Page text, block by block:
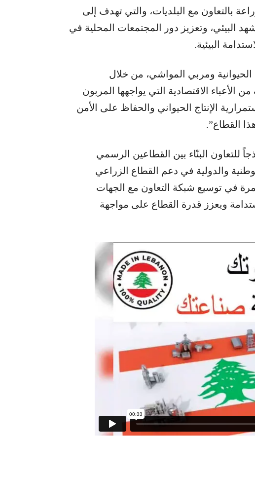
بالتعاون مع البلديات، والتي تهدف إلى
البيئي، وتعزيز دور المجتمعات المحلية في
البيئية.
ومربي المواشي، من خلال
الاقتصادية التي يواجهها المربون
الإنتاج الحيواني والحفاظ على الأمن
القطاع”.
للتعاون البنّاء بين القطاعين الرسمي
والدولية في دعم القطاع الزراعي
في توسيع شبكة التعاون مع الجهات
ويعزز قدرة القطاع على مواجهة